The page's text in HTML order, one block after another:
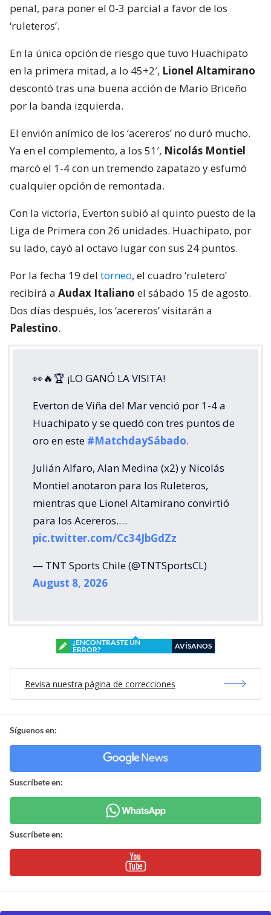
penal, para poner el 0-3 parcial a favor de los
‘ruleteros’.
En la única opción de riesgo que tuvo Huachipato
en la primera mitad, a lo 45+2′, Lionel Altamirano
descontó tras una buena acción de Mario Briceño
por la banda izquierda.
El envión anímico de los ‘acereros’ no duró mucho.
Ya en el complemento, a los 51′, Nicolás Montiel
marcó el 1-4 con un tremendo zapatazo y esfumó
cualquier opción de remontada.
Con la victoria, Everton subió al quinto puesto de la
Liga de Primera con 26 unidades. Huachipato, por
su lado, cayó al octavo lugar con sus 24 puntos.
Por la fecha 19 del torneo, el cuadro ‘ruletero’
recibirá a Audax Italiano el sábado 15 de agosto.
Dos días después, los ‘acereros’ visitarán a
Palestino.
👀🔥🏆 ¡LO GANÓ LA VISITA!
Everton de Viña del Mar venció por 1-4 a
Huachipato y se quedó con tres puntos de
oro en este #MatchdaySábado.
Julián Alfaro, Alan Medina (x2) y Nicolás
Montiel anotaron para los Ruleteros,
mientras que Lionel Altamirano convirtió
para los Acereros.…
pic.twitter.com/Cc34JbGdZz
— TNT Sports Chile (@TNTSportsCL)
August 8, 2026
¿ENCONTRASTE UN
ERROR?
AVÍSANOS
Revisa nuestra página de correcciones
Síguenos en:
Suscríbete en:
Suscríbete en: